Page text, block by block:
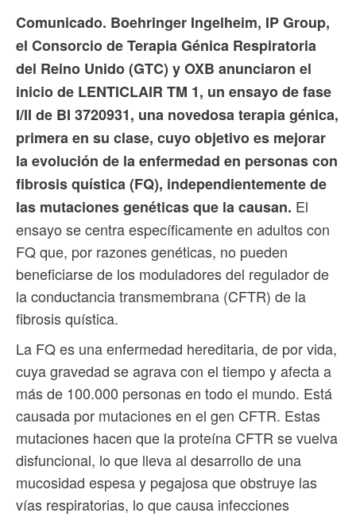
Comunicado. Boehringer Ingelheim, IP Group,
el Consorcio de Terapia Génica Respiratoria
del Reino Unido (GTC) y OXB anunciaron el
inicio de LENTICLAIR TM 1, un ensayo de fase
I/II de BI 3720931, una novedosa terapia génica,
primera en su clase, cuyo objetivo es mejorar
la evolución de la enfermedad en personas con
fibrosis quística (FQ), independientemente de
las mutaciones genéticas que la causan. El
ensayo se centra específicamente en adultos con
FQ que, por razones genéticas, no pueden
beneficiarse de los moduladores del regulador de
la conductancia transmembrana (CFTR) de la
fibrosis quística.
La FQ es una enfermedad hereditaria, de por vida,
cuya gravedad se agrava con el tiempo y afecta a
más de 100.000 personas en todo el mundo. Está
causada por mutaciones en el gen CFTR. Estas
mutaciones hacen que la proteína CFTR se vuelva
disfuncional, lo que lleva al desarrollo de una
mucosidad espesa y pegajosa que obstruye las
vías respiratorias, lo que causa infecciones